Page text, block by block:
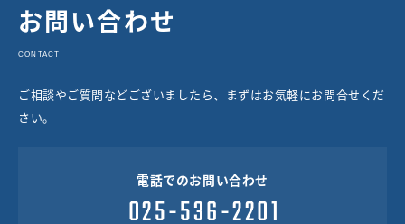
お問い合わせ
CONTACT
ご相談やご質問などございましたら、まずはお気軽にお問合せくだ
さい。
電話でのお問い合わせ